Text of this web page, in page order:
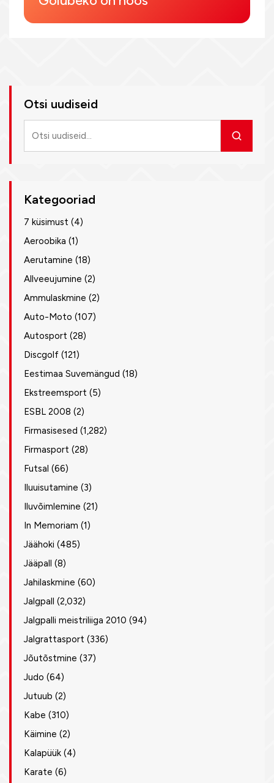
Otsi uudiseid
uudiseid
Kategooriad
7 küsimust (4)
Aeroobika (1)
Aerutamine (18)
Allveeujumine (2)
Ammulaskmine (2)
Auto-Moto (107)
Autosport (28)
Discgolf (121)
Eestimaa Suvemängud (18)
Ekstreemsport (5)
ESBL 2008 (2)
Firmasisesed (1,282)
Firmasport (28)
Futsal (66)
Iluuisutamine (3)
Iluvõimlemine (21)
In Memoriam (1)
Jäähoki (485)
Jääpall (8)
Jahilaskmine (60)
Jalgpall (2,032)
Jalgpalli meistriliiga 2010 (94)
Jalgrattasport (336)
Jõutõstmine (37)
Judo (64)
Jutuub (2)
Kabe (310)
Käimine (2)
Kalapüük (4)
Karate (6)